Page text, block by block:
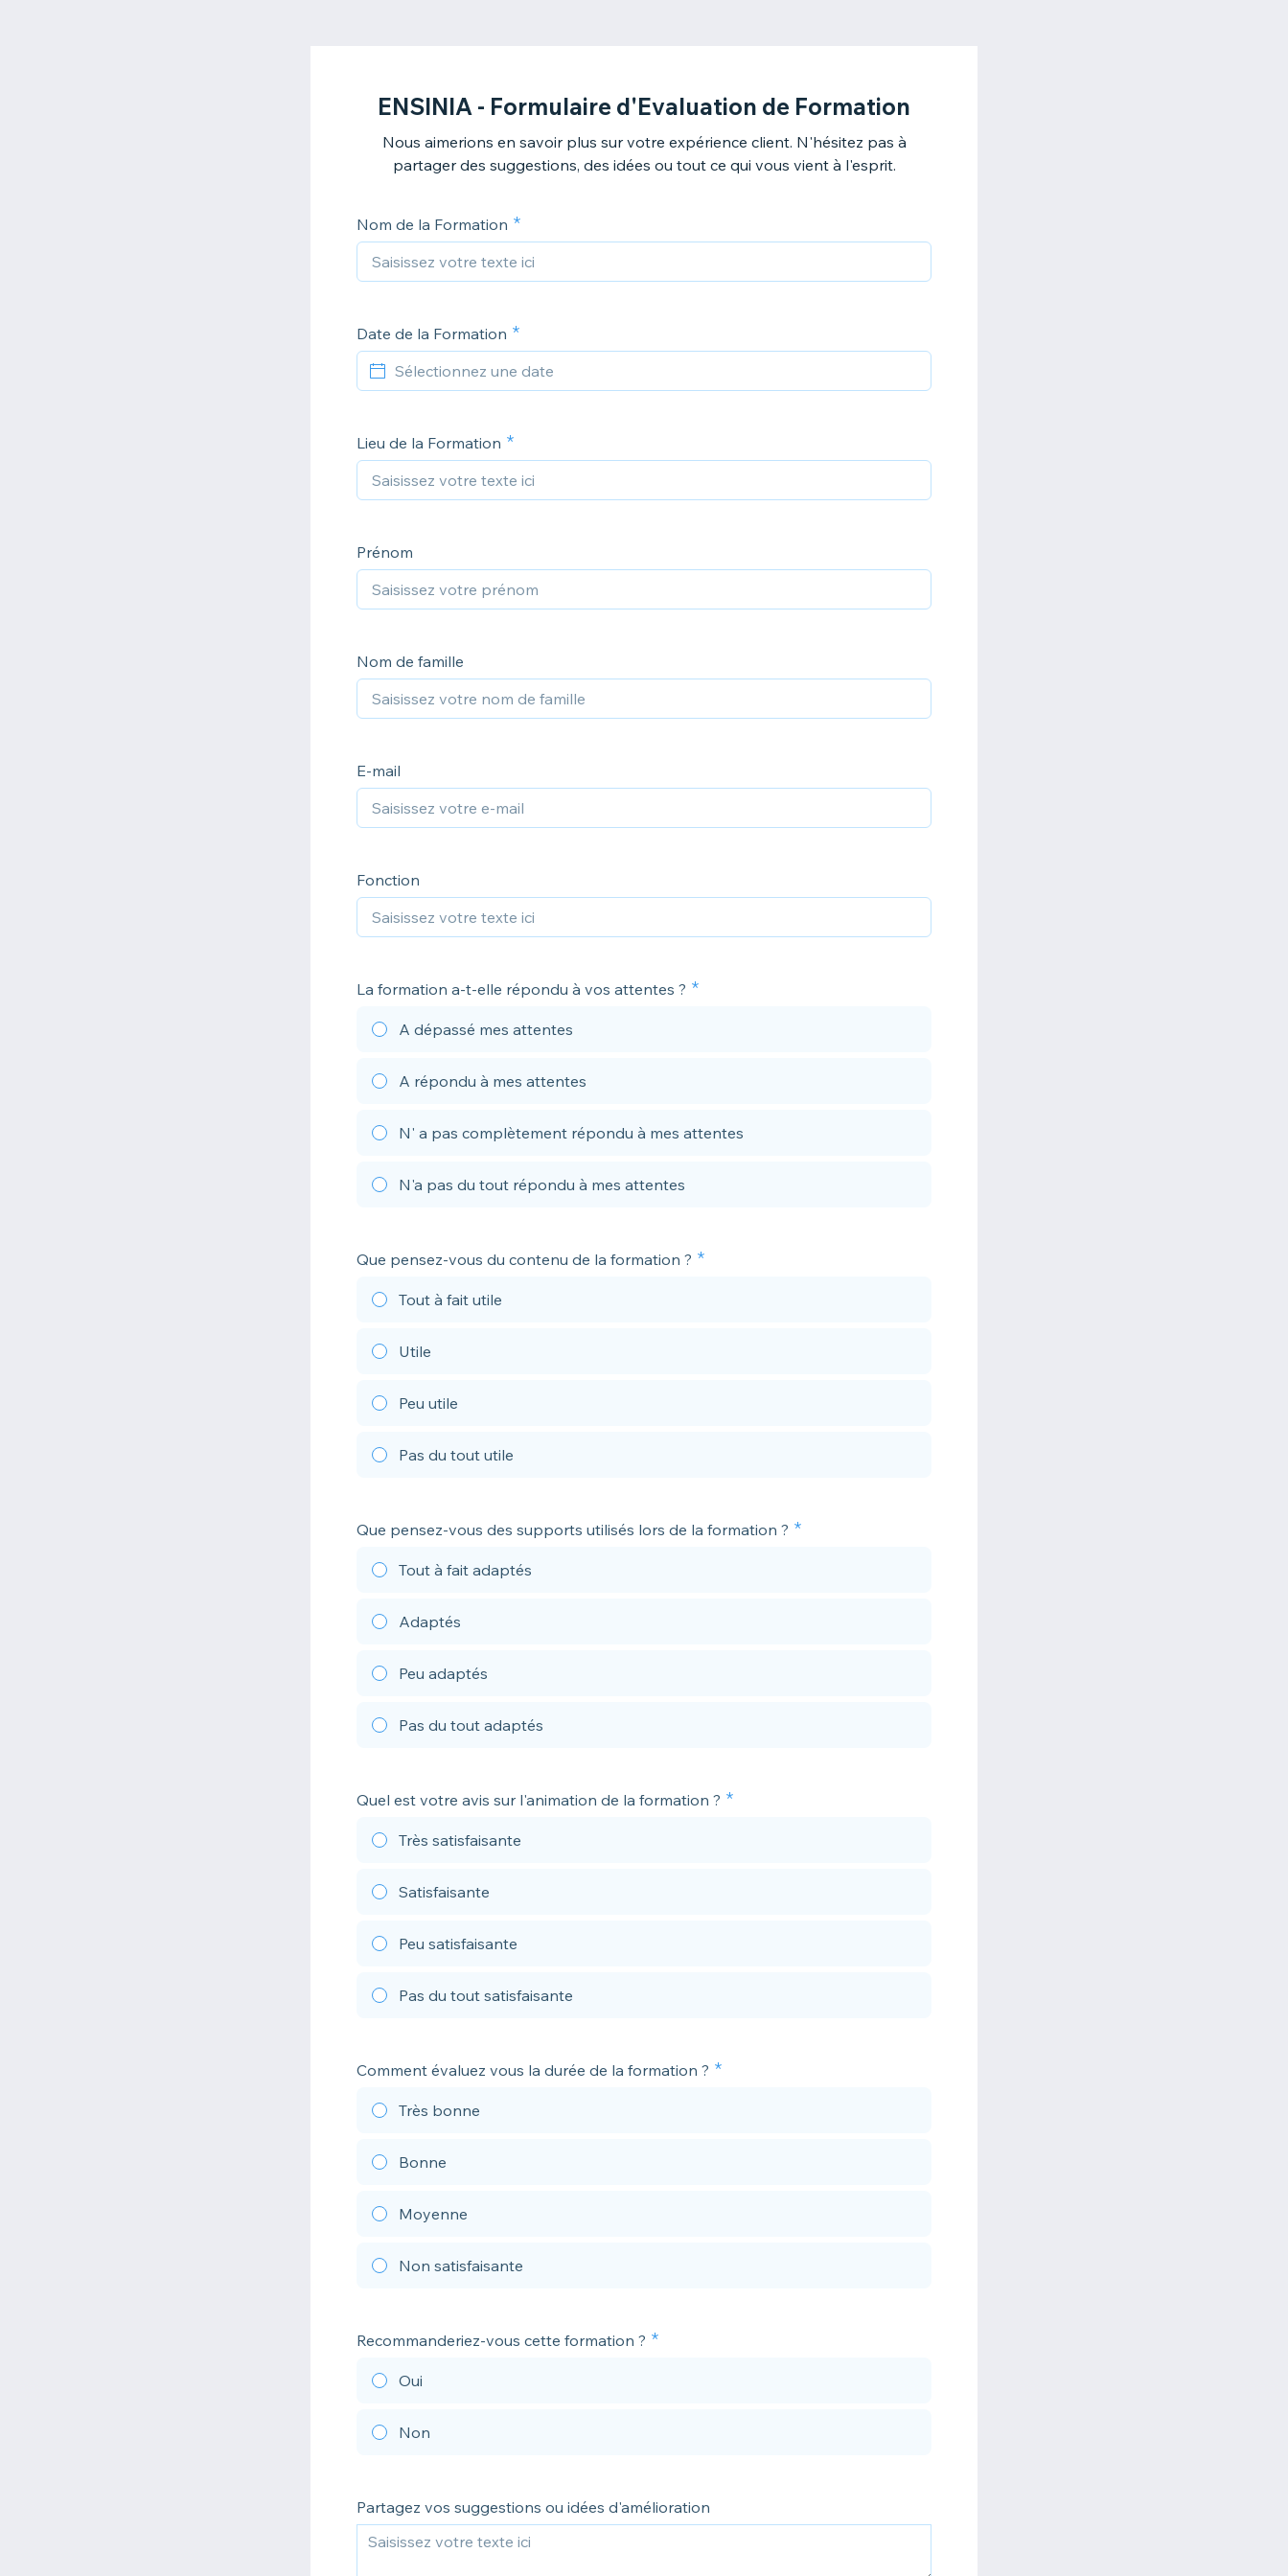
ENSINIA - Formulaire d'Evaluation de Formation
Nous aimerions en savoir plus sur votre expérience client. N'hésitez pas à
partager des suggestions, des idées ou tout ce qui vous vient à l'esprit.
Nom de la Formation
Date de la Formation
Lieu de la Formation
Prénom
Nom de famille
E-mail
Fonction
La formation a-t-elle répondu à vos attentes ?
A dépassé mes attentes
A répondu à mes attentes
N' a pas complètement répondu à mes attentes
N'a pas du tout répondu à mes attentes
Que pensez-vous du contenu de la formation ?
Tout à fait utile
Utile
Peu utile
Pas du tout utile
Que pensez-vous des supports utilisés lors de la formation ?
Tout à fait adaptés
Adaptés
Peu adaptés
Pas du tout adaptés
Quel est votre avis sur l'animation de la formation ?
Très satisfaisante
Satisfaisante
Peu satisfaisante
Pas du tout satisfaisante
Comment évaluez vous la durée de la formation ?
Très bonne
Bonne
Moyenne
Non satisfaisante
Recommanderiez-vous cette formation ?
Oui
Non
Partagez vos suggestions ou idées d'amélioration